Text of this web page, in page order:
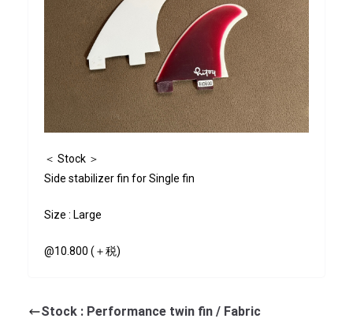
＜ Stock ＞
Side stabilizer fin for Single fin
Size : Large
@10.800 (＋税)
Stock : Performance twin fin / Fabric